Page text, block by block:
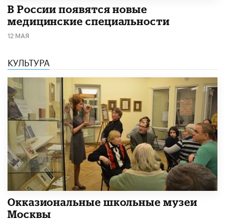
В России появятся новые
медицинские специальности
12 МАЯ
КУЛЬТУРА
​Окказиональные школьные музеи
Москвы